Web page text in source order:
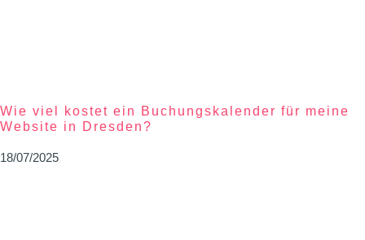
Wie viel kostet ein Buchungskalender für meine
Website in Dresden?
18/07/2025